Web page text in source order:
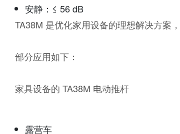
安静：≤ 56 dB
TA38M 是优化家用设备的理想解决方案
部分应用如下：
家具设备的 TA38M 电动推杆
露营车